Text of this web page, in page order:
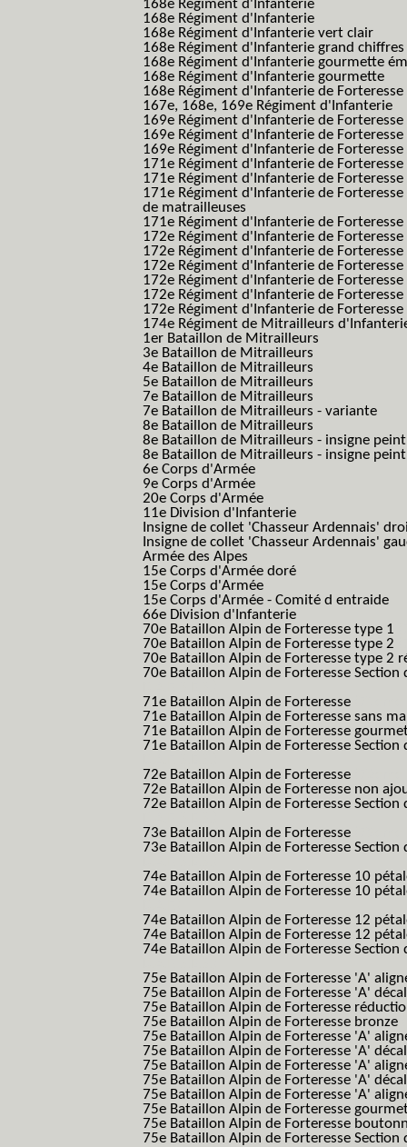
168e Régiment d'Infanterie
168e Régiment d'Infanterie
168e Régiment d'Infanterie vert clair
168e Régiment d'Infanterie grand chiffres
168e Régiment d'Infanterie gourmette
168e Régiment d'Infanterie gourmette
168e Régiment d'Infanterie de Forteresse
167e, 168e, 169e Régiment d'Infanterie
169e Régiment d'Infanterie de Forteresse
169e Régiment d'Infanterie de
169e Régiment d'Infanterie de
171e Régiment d'Infanterie de Forteresse
171e Régiment d'Infanterie de
171e Régiment d'Infanterie de
de matrailleuses
171e Régiment d'Infanterie de
172e Régiment d'Infanterie de Forteresse
172e Régiment d'Infanterie de Forteresse
172e Régiment d'Infanterie de
172e Régiment d'Infanterie de
172e Régiment d'Infanterie de
172e Régiment d'Infanterie de
174e Régiment de Mitrailleurs
1er Bataillon de Mitrailleurs
3e Bataillon de Mitrailleurs
4e Bataillon de Mitrailleurs
5e Bataillon de Mitrailleurs
7e Bataillon de Mitrailleurs
7e Bataillon de Mitrailleurs - variante
8e Bataillon de Mitrailleurs
8e Bataillon de Mitrailleurs - insigne peint
8e Bataillon de Mitrailleurs - insigne
6e Corps d'Armée
9e Corps d'Armée
20e Corps d'Armée
11e Division d'Infanterie
Insigne de collet 'Chasseur Ardennais'
Insigne de collet 'Chasseur Ardennais'
Armée des Alpes
15e Corps d'Armée doré
15e Corps d'Armée
15e Corps d'Armée - Comité d entraide
66e Division d'Infanterie
70e Bataillon Alpin de Forteresse type 1
70e Bataillon Alpin de Forteresse type 2
70e Bataillon Alpin de Forteresse type 2
70e Bataillon Alpin de Forteresse
71e Bataillon Alpin de Forteresse
71e Bataillon Alpin de Forteresse sans
71e Bataillon Alpin de Forteresse
71e Bataillon Alpin de Forteresse
72e Bataillon Alpin de Forteresse
72e Bataillon Alpin de Forteresse non
72e Bataillon Alpin de Forteresse
73e Bataillon Alpin de Forteresse
73e Bataillon Alpin de Forteresse
74e Bataillon Alpin de Forteresse 10
74e Bataillon Alpin de Forteresse 10
74e Bataillon Alpin de Forteresse 12
74e Bataillon Alpin de Forteresse 12
74e Bataillon Alpin de Forteresse
75e Bataillon Alpin de Forteresse 'A'
75e Bataillon Alpin de Forteresse 'A'
75e Bataillon Alpin de Forteresse
75e Bataillon Alpin de Forteresse bronze
75e Bataillon Alpin de Forteresse 'A'
75e Bataillon Alpin de Forteresse 'A'
75e Bataillon Alpin de Forteresse 'A'
75e Bataillon Alpin de Forteresse 'A'
75e Bataillon Alpin de Forteresse 'A'
75e Bataillon Alpin de Forteresse
75e Bataillon Alpin de Forteresse
75e Bataillon Alpin de Forteresse